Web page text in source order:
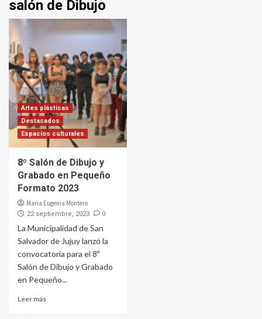
salón de Dibujo
Artes plásticas
Destacados
Espacios culturales
8º Salón de Dibujo y
Grabado en Pequeño
Formato 2023
Maria Eugenia Montero
22 septiembre, 2023 0
La Municipalidad de San
Salvador de Jujuy lanzó la
convocatoria para el 8º
Salón de Dibujo y Grabado
en Pequeño...
Leer más